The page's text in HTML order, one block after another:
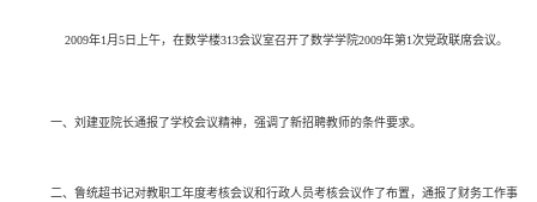
2009年1月5日上午，在数学楼313会议室召开了数学学院2009年第1次党政联席会议。
一、刘建亚院长通报了学校会议精神，强调了新招聘教师的条件要求。
二、鲁统超书记对教职工年度考核会议和行政人员考核会议作了布置，通报了财务工作事